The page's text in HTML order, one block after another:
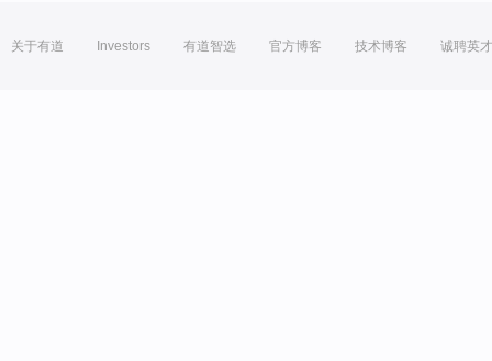
关于有道 Investors 有道智选 官方博客 技术博客 诚聘英才